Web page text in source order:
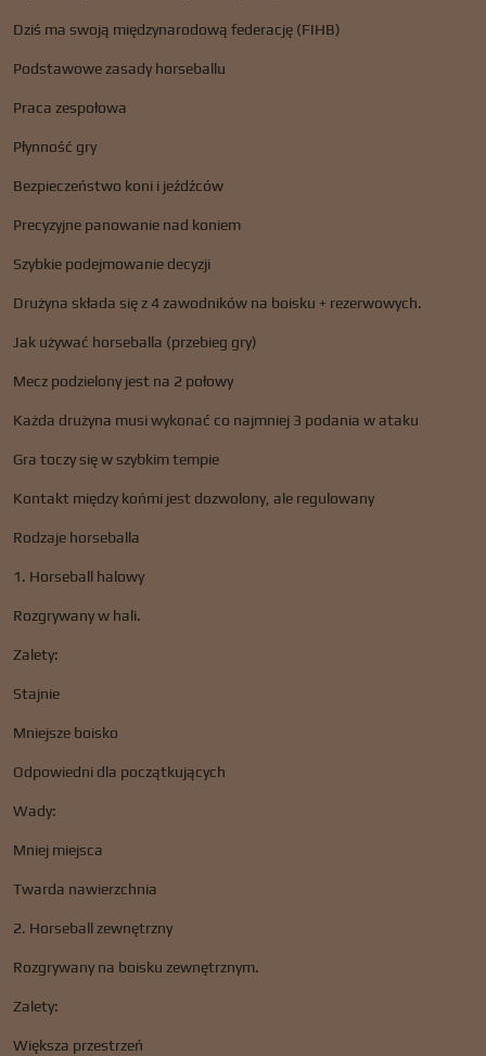
Dziś ma swoją międzynarodową federację (FIHB)
Podstawowe zasady horseballu
Praca zespołowa
Płynność gry
Bezpieczeństwo koni i jeźdźców
Precyzyjne panowanie nad koniem
Szybkie podejmowanie decyzji
Drużyna składa się z 4 zawodników na boisku + rezerwowych.
Jak używać horseballa (przebieg gry)
Mecz podzielony jest na 2 połowy
Każda drużyna musi wykonać co najmniej 3 podania w ataku
Gra toczy się w szybkim tempie
Kontakt między końmi jest dozwolony, ale regulowany
Rodzaje horseballa
1. Horseball halowy
Rozgrywany w hali.
Zalety:
Stajnie
Mniejsze boisko
Odpowiedni dla początkujących
Wady:
Mniej miejsca
Twarda nawierzchnia
2. Horseball zewnętrzny
Rozgrywany na boisku zewnętrznym.
Zalety:
Większa przestrzeń